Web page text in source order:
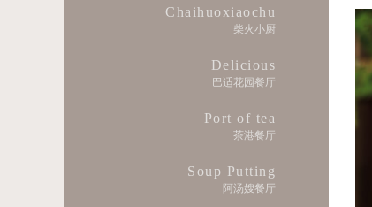
Chaihuoxiaochu
柴火小厨
Delicious
巴适花园餐厅
Port of tea
茶港餐厅
Soup Putting
阿汤嫂餐厅